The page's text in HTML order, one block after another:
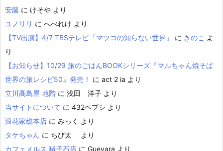
安藤 に けそや より
ユノリリ に へべれけ より
【TV出演】4/7 TBSテレビ「マツコの知らない世界」
に きのこ よ
り
【お知らせ】10/29 旅のごはんBOOKシリーズ『マルちゃん焼そば
世界の旅レシピ50』発売！
に act 2 ia より
立川高島屋 地階 に 浅田 洋子 より
当サイトについて に 432ペプシ より
浪花家総本店 に みっく より
タケちゃん に ちび太
より
カフェメルス 猪子石店 に Guevara より